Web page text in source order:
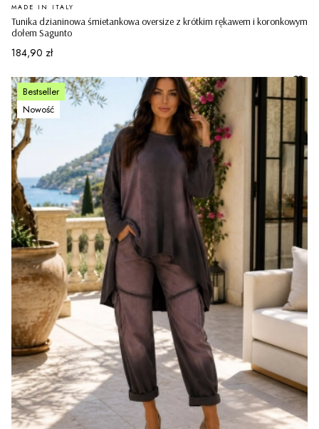
Tunika dzianinowa śmietankowa oversize z krótkim rękawem i koronkowym
dołem Sagunto
PRODUCENT
MADE IN ITALY
Cena
184,90 zł
Bestseller
Nowość